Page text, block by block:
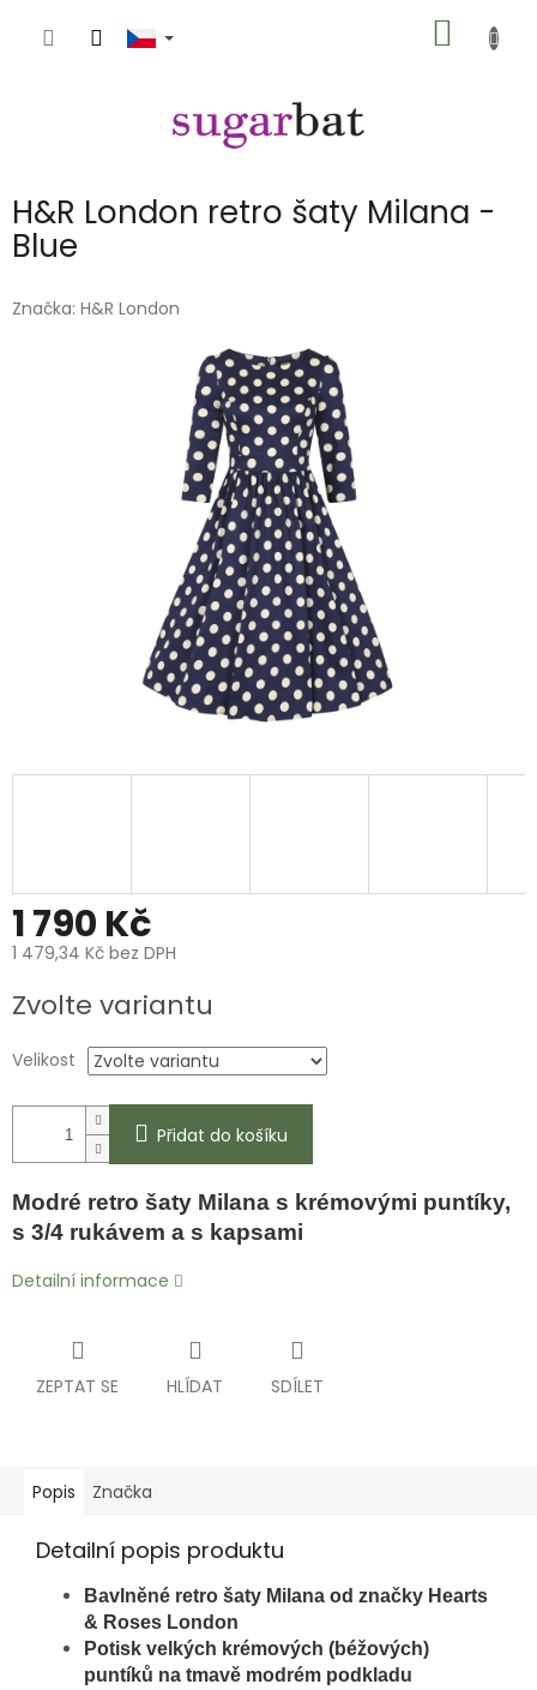
KOŠÍK
H&R London retro šaty Milana -
Blue
Značka: H&R London
1 790 Kč
1 479,34 Kč bez DPH
cena:
Zvolte variantu
Velikost
Přidat do košíku
Modré retro šaty Milana s krémovými puntíky,
s 3/4 rukávem a s kapsami
Detailní informace
ZEPTAT SE HLÍDAT SDÍLET
Popis Značka
Detailní popis produktu
Bavlněné retro šaty Milana od značky Hearts
& Roses London
Potisk velkých krémových (béžových)
puntíků na tmavě modrém podkladu